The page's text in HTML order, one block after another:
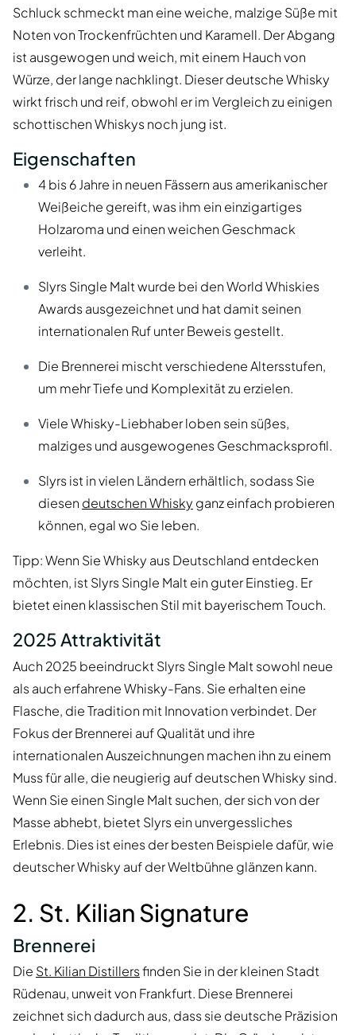
Schluck schmeckt man eine weiche, malzige Süße mit
Noten von Trockenfrüchten und Karamell. Der Abgang
ist ausgewogen und weich, mit einem Hauch von
Würze, der lange nachklingt. Dieser deutsche Whisky
wirkt frisch und reif, obwohl er im Vergleich zu einigen
schottischen Whiskys noch jung ist.
Eigenschaften
4 bis 6 Jahre in neuen Fässern aus amerikanischer
Weißeiche gereift, was ihm ein einzigartiges
Holzaroma und einen weichen Geschmack
verleiht.
Slyrs Single Malt wurde bei den World Whiskies
Awards ausgezeichnet und hat damit seinen
internationalen Ruf unter Beweis gestellt.
Die Brennerei mischt verschiedene Altersstufen,
um mehr Tiefe und Komplexität zu erzielen.
Viele Whisky-Liebhaber loben sein süßes,
malziges und ausgewogenes Geschmacksprofil.
Slyrs ist in vielen Ländern erhältlich, sodass Sie
diesen deutschen Whisky ganz einfach probieren
können, egal wo Sie leben.
Tipp: Wenn Sie Whisky aus Deutschland entdecken
möchten, ist Slyrs Single Malt ein guter Einstieg. Er
bietet einen klassischen Stil mit bayerischem Touch.
2025 Attraktivität
Auch 2025 beeindruckt Slyrs Single Malt sowohl neue
als auch erfahrene Whisky-Fans. Sie erhalten eine
Flasche, die Tradition mit Innovation verbindet. Der
Fokus der Brennerei auf Qualität und ihre
internationalen Auszeichnungen machen ihn zu einem
Muss für alle, die neugierig auf deutschen Whisky sind.
Wenn Sie einen Single Malt suchen, der sich von der
Masse abhebt, bietet Slyrs ein unvergessliches
Erlebnis. Dies ist eines der besten Beispiele dafür, wie
deutscher Whisky auf der Weltbühne glänzen kann.
2. St. Kilian Signature
Brennerei
Die St. Kilian Distillersfinden Sie in der kleinen Stadt
Rüdenau, unweit von Frankfurt. Diese Brennerei
zeichnet sich dadurch aus, dass sie deutsche Präzision